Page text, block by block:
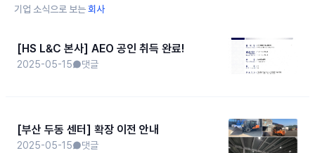
기업 소식으로 보는회사
[HS L&C 본사] AEO 공인 취득 완료!
2025-05-15 댓글
[부산 두동 센터] 확장 이전 안내
2025-05-15 댓글